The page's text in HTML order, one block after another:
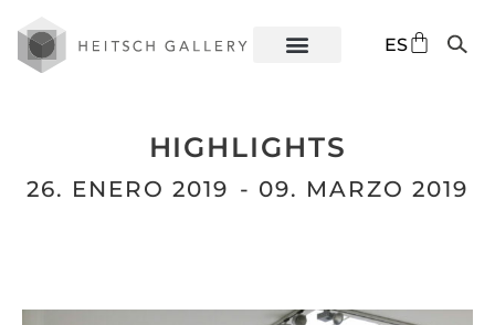
ES
EN
HIGHLIGHTS
26. ENERO 2019 - 09. MARZO 2019